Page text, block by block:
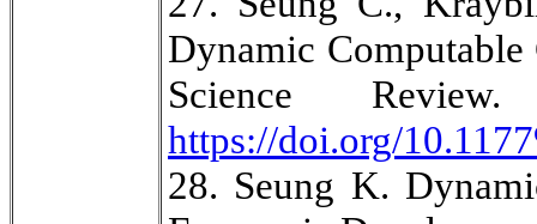
Dynamic
Science
https://doi.org/
28. Seung K.